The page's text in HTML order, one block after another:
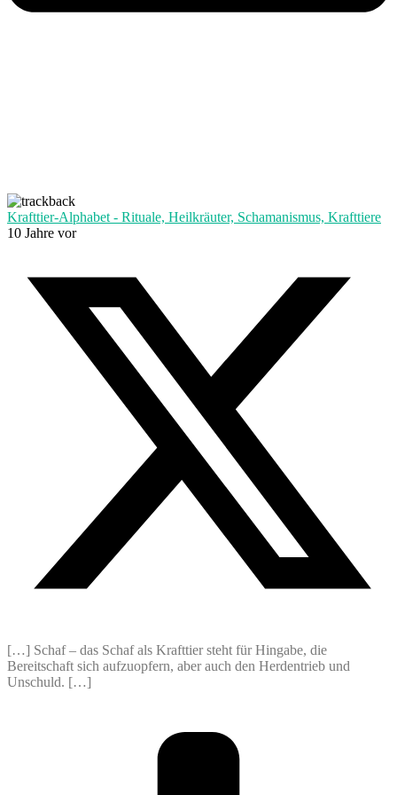
Krafttier-Alphabet - Rituale, Heilkräuter, Schamanismus, Krafttiere
10 Jahre vor
[…] Schaf – das Schaf als Krafttier steht für Hingabe, die
Bereitschaft sich aufzuopfern, aber auch den Herdentrieb und
Unschuld. […]